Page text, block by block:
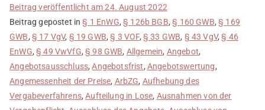
Beitrag veröffentlicht am24. August 2022
Beitrag gepostet in§ 1 EnWG,§ 126b BGB,§ 160 GWB,§ 169
GWB, § 17 VgV, § 19 GWB,§ 3 VOF, § 33 GWB, § 43 VgV,§ 46
EnWG,§ 49 VwVfG,§ 98 GWB, Allgemein, Angebot,
Angebotsausschluss,Angebotsfrist, Angebotswertung,
Angemessenheit der Preise, ArbZG, Aufhebung des
Vergabeverfahrens,Aufteilung in Lose, Ausnahmen von der